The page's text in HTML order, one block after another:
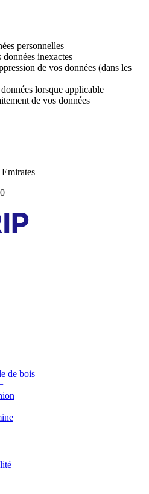
personnelles
inexactes
de vos données (dans les
lorsque applicable
de vos données
de bois